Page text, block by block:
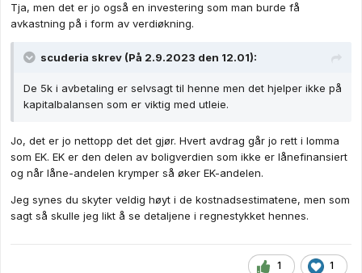
Tja, men det er jo også en investering som man burde få
avkastning på i form av verdiøkning.
scuderia skrev (På 2.9.2023 den 12.01):
De 5k i avbetaling er selvsagt til henne men det hjelper ikke på
kapitalbalansen som er viktig med utleie.
Jo, det er jo nettopp det det gjør. Hvert avdrag går jo rett i lomma
som EK. EK er den delen av boligverdien som ikke er lånefinansiert
og når låne-andelen krymper så øker EK-andelen.
Jeg synes du skyter veldig høyt i de kostnadsestimatene, men som
sagt så skulle jeg likt å se detaljene i regnestykket hennes.
1 1